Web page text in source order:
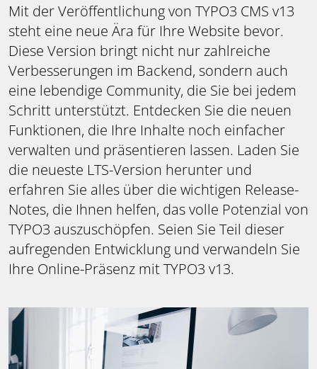
Mit der Veröffentlichung von TYPO3 CMS v13
steht eine neue Ära für Ihre Website bevor.
Diese Version bringt nicht nur zahlreiche
Verbesserungen im Backend, sondern auch
eine lebendige Community, die Sie bei jedem
Schritt unterstützt. Entdecken Sie die neuen
Funktionen, die Ihre Inhalte noch einfacher
verwalten und präsentieren lassen. Laden Sie
die neueste LTS-Version herunter und
erfahren Sie alles über die wichtigen Release-
Notes, die Ihnen helfen, das volle Potenzial von
TYPO3 auszuschöpfen. Seien Sie Teil dieser
aufregenden Entwicklung und verwandeln Sie
Ihre Online-Präsenz mit TYPO3 v13.